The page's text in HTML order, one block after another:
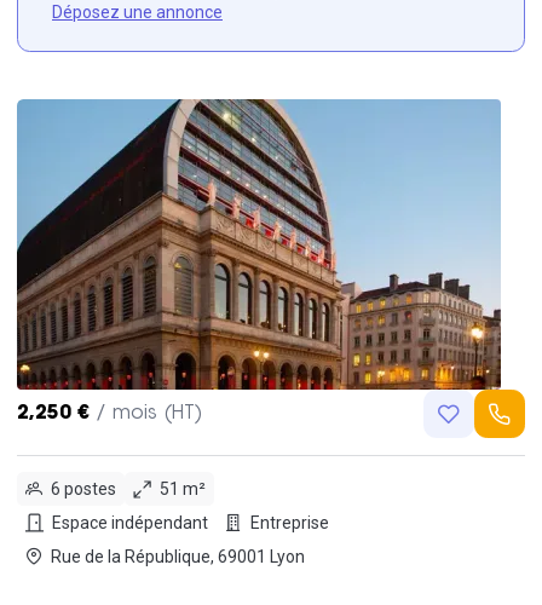
Déposez une annonce
2,250 € / mois (HT)
6 postes
51 m²
Espace indépendant
Entreprise
Rue de la République, 69001 Lyon